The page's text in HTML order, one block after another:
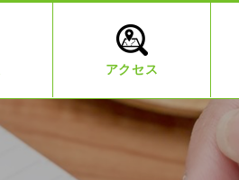
アクセス